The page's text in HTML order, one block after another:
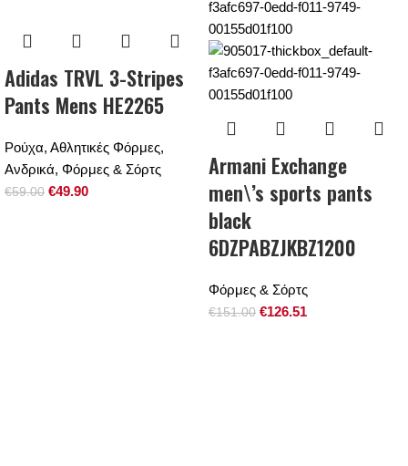
Adidas TRVL 3-Stripes
Pants Mens HE2265
Ρούχα, Αθλητικές Φόρμες,
Ανδρικά, Φόρμες & Σόρτς
€59.00 €49.90
Armani Exchange
men\’s sports pants
black
6DZPABZJKBZ1200
Φόρμες & Σόρτς
€151.00 €126.51